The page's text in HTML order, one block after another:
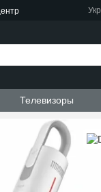
Укр
Телевизоры